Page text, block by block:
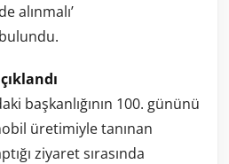
alınmalı’
başkanlığının 100. gününü
üretimiyle tanınan
ziyaret sırasında